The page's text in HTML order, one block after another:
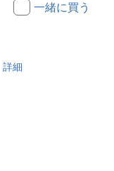
一緒に買う
詳細